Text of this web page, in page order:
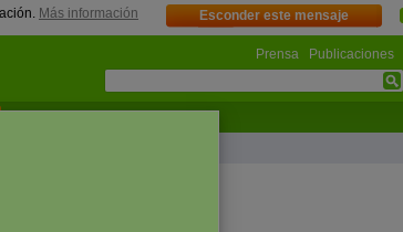
Más información Esconder este mensaje
Prensa Publicaciones